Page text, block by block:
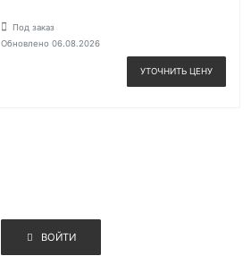
Под заказ
Обновлено 06.08.2026
УТОЧНИТЬ ЦЕНУ
ВОЙТИ